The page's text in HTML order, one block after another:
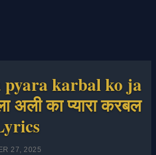
karbal ko ja
अली का प्यारा करबल
27, 2025